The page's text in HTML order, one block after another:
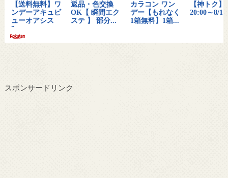
スポンサードリンク